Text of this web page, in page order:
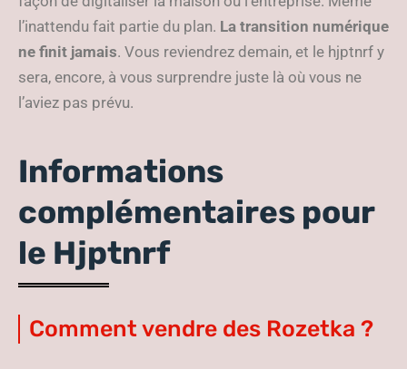
l’inattendu fait partie du plan. La transition numérique
ne finit jamais. Vous reviendrez demain, et le hjptnrf y
sera, encore, à vous surprendre juste là où vous ne
l’aviez pas prévu.
Informations
complémentaires pour
le Hjptnrf
Comment vendre des Rozetka ?